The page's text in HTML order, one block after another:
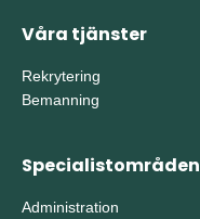
Våra tjänster
Rekrytering
Bemanning
Specialistområden
Administration